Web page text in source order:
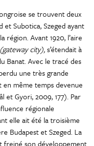
se trouvent deux
et Subotica, Szeged ayant
Avant 1920, l’aire
(gateway city),s’étendait à
Banat. Avec le tracé des
une très grande
en même temps devenue
et Gyori, 2009, 177). Par
régionale
elle ait été la troisième
Budapest et Szeged. La
freiné son développement